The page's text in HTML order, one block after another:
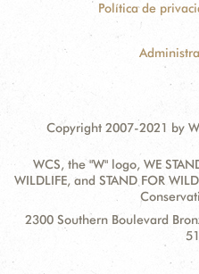
Política de
Copyright 2007-2021 by
WCS, the "W" logo, WE
WILDLIFE, and STAND FOR
Contact
Information
Address:
2300 Southern Boulevard